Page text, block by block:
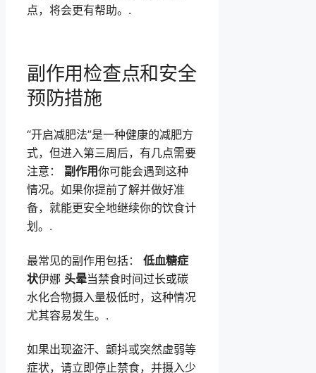
点，将会更有帮助。.
副作用检查点和安全
预防措施
“开启减肥法”是一种健康的减肥方
式，但进入第三周后，有几点需要
注意： 副作用你可能会遇到这种
情况。如果你提前了解并做好准
备，就能更安全地继续你的饮食计
划。.
最常见的副作用包括： 低血糖症
状伊娜 头晕当禁食时间过长或碳
水化合物摄入量极低时，这种情况
尤其容易发生。.
如果出现盗汗、颤抖或突然虚弱等
症状，请立即停止禁食，并摄入少